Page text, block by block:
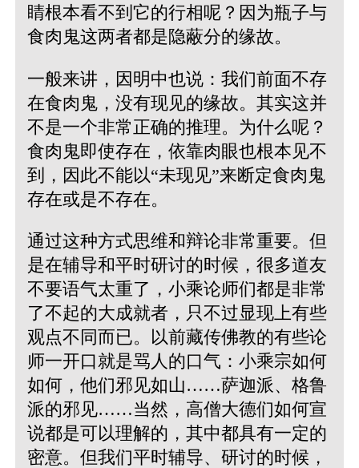
睛根本看不到它的行相呢？因为瓶子与
食肉鬼这两者都是隐蔽分的缘故。
一般来讲，因明中也说：我们前面不存
在食肉鬼，没有现见的缘故。其实这并
不是一个非常正确的推理。为什么呢？
食肉鬼即使存在，依靠肉眼也根本见不
到，因此不能以“未现见”来断定食肉鬼
存在或是不存在。
通过这种方式思维和辩论非常重要。但
是在辅导和平时研讨的时候，很多道友
不要语气太重了，小乘论师们都是非常
了不起的大成就者，只不过显现上有些
观点不同而已。以前藏传佛教的有些论
师一开口就是骂人的口气：小乘宗如何
如何，他们邪见如山……萨迦派、格鲁
派的邪见……当然，高僧大德们如何宣
说都是可以理解的，其中都具有一定的
密意。但我们平时辅导、研讨的时候，